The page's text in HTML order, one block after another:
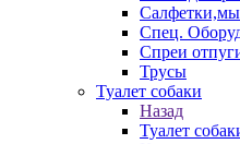
Спец.
Спреи
Трусы
Туалет собаки
Назад
Туалет